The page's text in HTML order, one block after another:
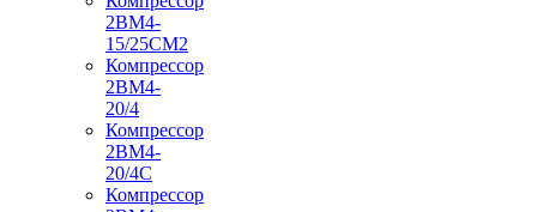
2ВМ4-
15/25СМ2
Компрессор
2ВМ4-
20/4
Компрессор
2ВМ4-
20/4С
Компрессор